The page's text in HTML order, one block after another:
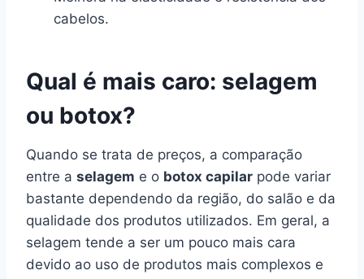
cabelos.
Qual é mais caro: selagem
ou botox?
Quando se trata de preços, a comparação
entre a selagem e o botox capilar pode variar
bastante dependendo da região, do salão e da
qualidade dos produtos utilizados. Em geral, a
selagem tende a ser um pouco mais cara
devido ao uso de produtos mais complexos e